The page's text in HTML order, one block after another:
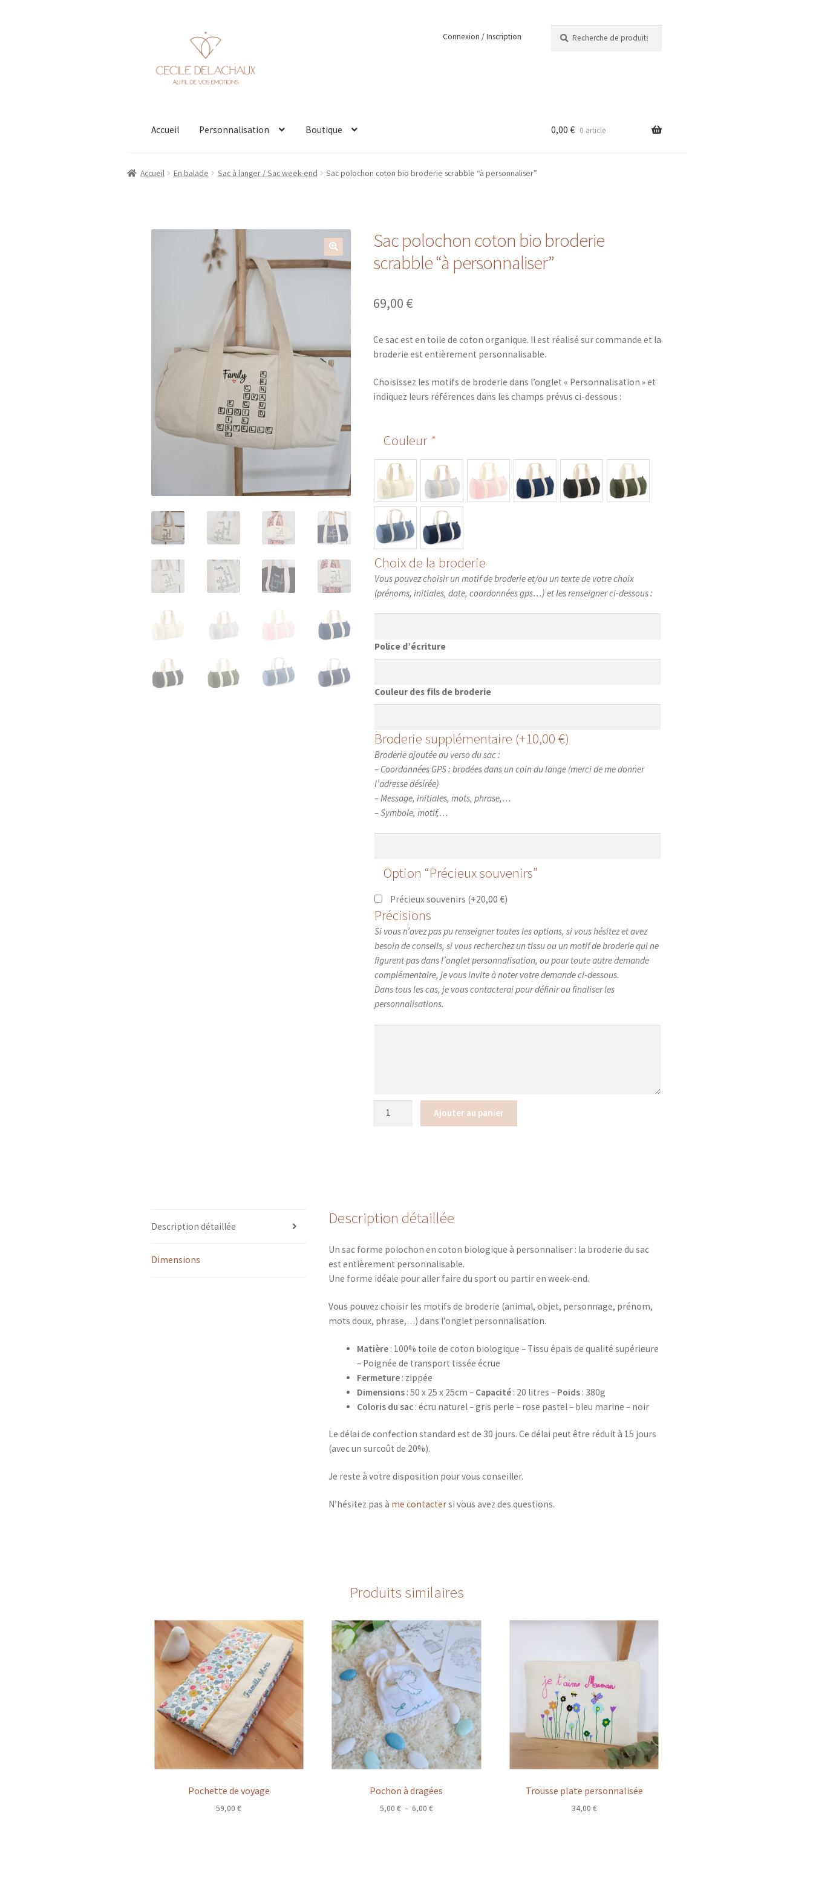
navigation
Connexion / Inscription
pour :
Accueil Personnalisation Boutique 0,00 € 0 article
Accueil En balade Sac à langer / Sac week-end Sac polochon coton bio broderie scrabble “à personnaliser”
Sac polochon coton bio broderie
scrabble “à personnaliser”
69,00 €
Ce sac est en toile de coton organique. Il est réalisé sur commande et la
broderie est entièrement personnalisable.
Choisissez les motifs de broderie dans l’onglet « Personnalisation » et
indiquez leurs références dans les champs prévus ci-dessous :
Couleur *
Choix de la broderie
Vous pouvez choisir un motif de broderie et/ou un texte de votre choix
(prénoms, initiales, date, coordonnées gps…) et les renseigner ci-dessous :
Police d’écriture
Couleur des fils de broderie
Broderie supplémentaire (+10,00 €)
Broderie ajoutée au verso du sac :
– Coordonnées GPS : brodées dans un coin du lange (merci de me donner
l’adresse désirée)
– Message, initiales, mots, phrase,…
– Symbole, motif,…
Option “Précieux souvenirs”
Précieux souvenirs (+20,00 €)
Précisions
Si vous n’avez pas pu renseigner toutes les options, si vous hésitez et avez
besoin de conseils, si vous recherchez un tissu ou un motif de broderie qui ne
figurent pas dans l’onglet personnalisation, ou pour toute autre demande
complémentaire, je vous invite à noter votre demande ci-dessous.
Dans tous les cas, je vous contacterai pour définir ou finaliser les
personnalisations.
quantité
"à
Ajouter au panier
Description détaillée
Dimensions
Description détaillée
Un sac forme polochon en coton biologique à personnaliser : la broderie du sac
est entièrement personnalisable.
Une forme idéale pour aller faire du sport ou partir en week-end.
Vous pouvez choisir les motifs de broderie (animal, objet, personnage, prénom,
mots doux, phrase,…) dans l’onglet personnalisation.
Matière: 100% toile de coton biologique – Tissu épais de qualité supérieure
– Poignée de transport tissée écrue
Fermeture: zippée
Dimensions: 50 x 25 x 25cm – Capacité: 20 litres – Poids: 380g
Coloris du sac: écru naturel – gris perle – rose pastel – bleu marine – noir
Le délai de confection standard est de 30 jours. Ce délai peut être réduit à 15 jours
(avec un surcoût de 20%).
Je reste à votre disposition pour vous conseiller.
N’hésitez pas à me contactersi vous avez des questions.
Produits similaires
Pochette de voyage
59,00€
Pochon à dragées
5,00 € – 6,00 €Plage
Trousse plate personnalisée
34,00 €